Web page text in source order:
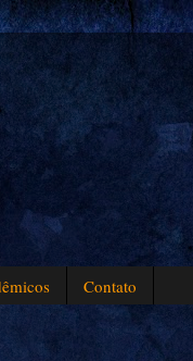
Contato